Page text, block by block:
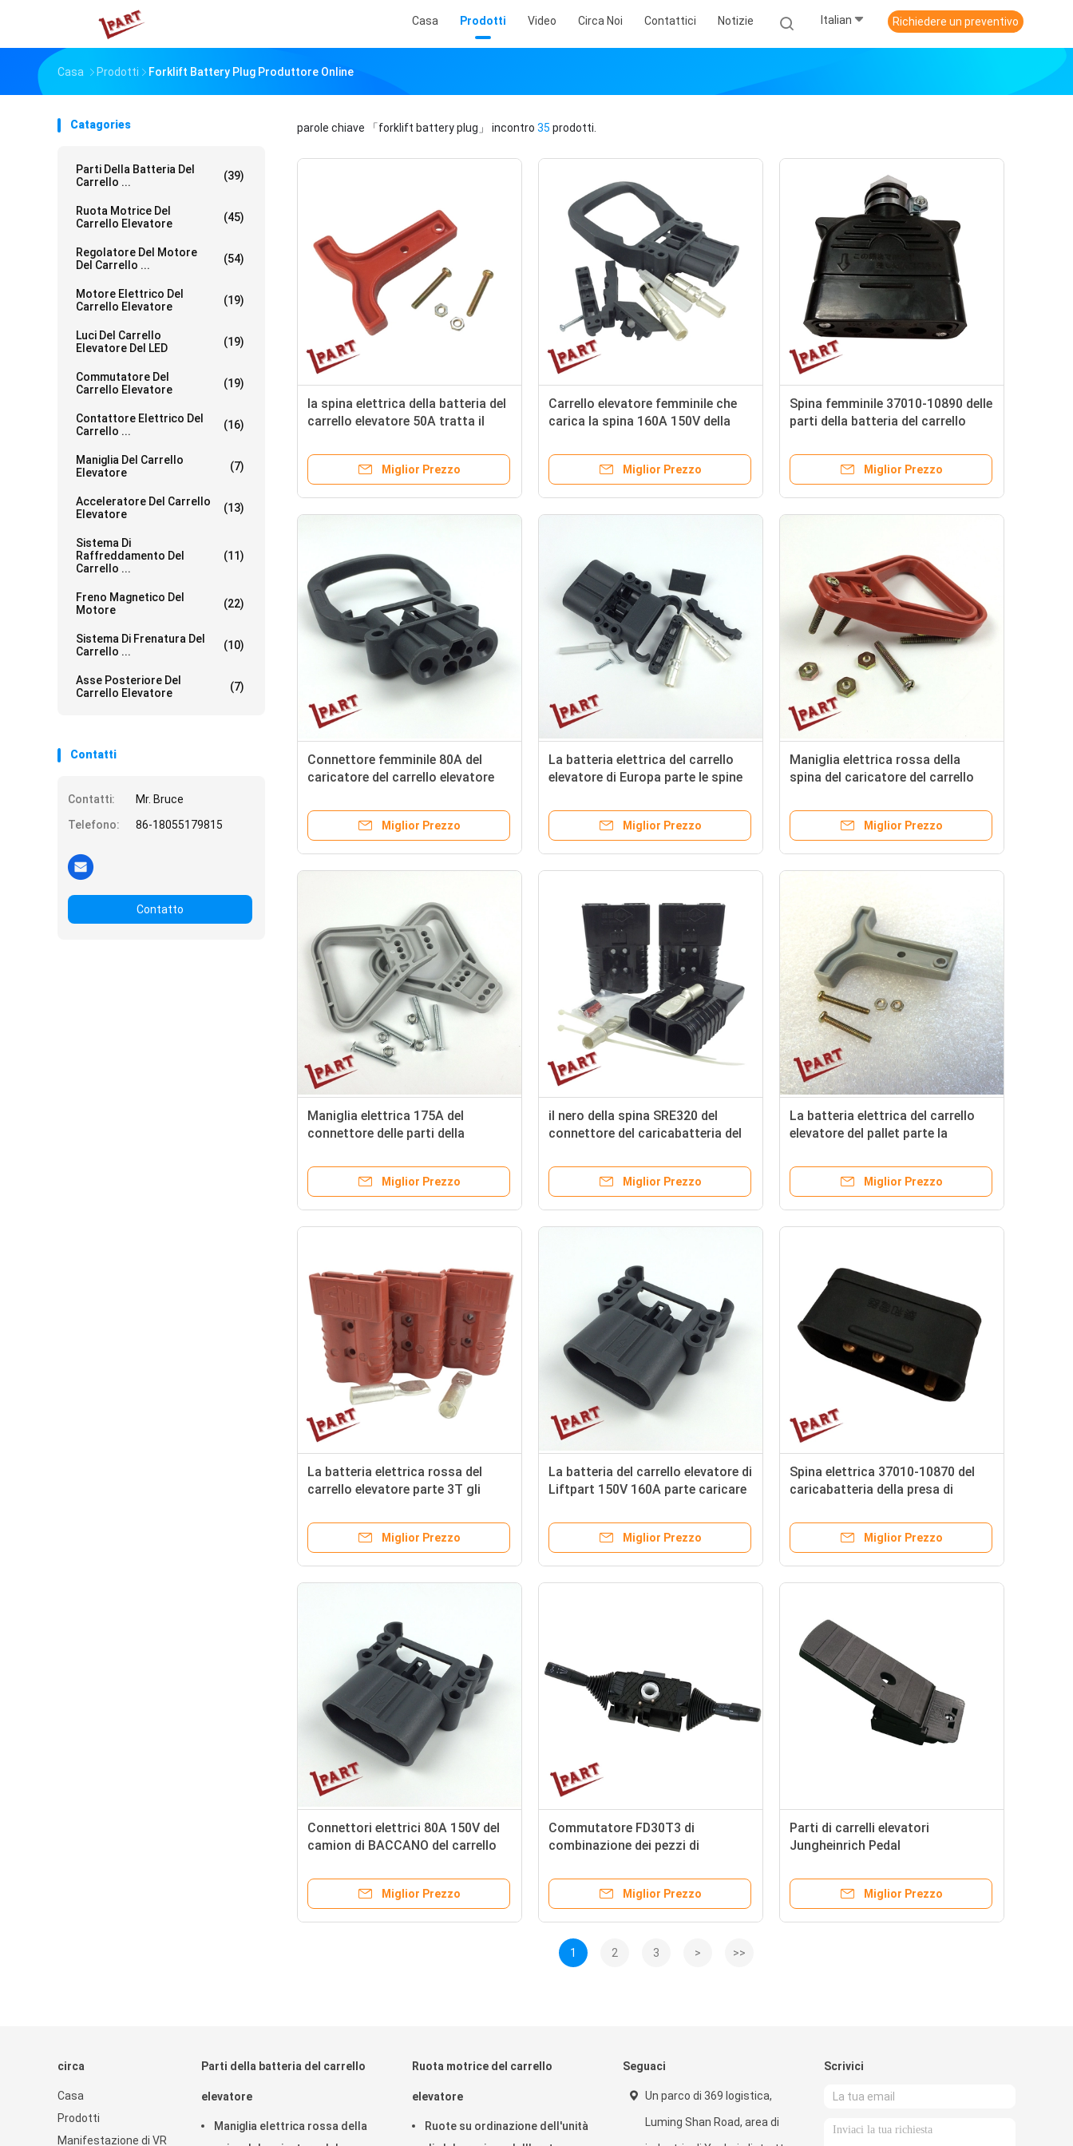
Casa Prodotti Video Circa Noi Contattici Notizie Italian Richiedere un preventivo
Casa Prodotti Forklift Battery Plug Produttore Online
Catagories
Parti Della Batteria Del
Carrello ...
(39)
Ruota Motrice Del
Carrello Elevatore
(45)
Regolatore Del Motore
Del Carrello ...
(54)
Motore Elettrico Del
Carrello Elevatore
(19)
Luci Del Carrello
Elevatore Del LED
(19)
Commutatore Del
Carrello Elevatore
(19)
Contattore Elettrico Del
Carrello ...
(16)
Maniglia Del Carrello
Elevatore
(7)
Acceleratore Del Carrello
Elevatore
(13)
Sistema Di
Raffreddamento Del
Carrello ...
(11)
Freno Magnetico Del
Motore
(22)
Sistema Di Frenatura Del
Carrello ...
(10)
Asse Posteriore Del
Carrello Elevatore
(7)
Contatti
Contatti:
Mr. Bruce
Telefono:
86-18055179815
Contatto
parole chiave 「forklift battery plug」 incontro 35 prodotti.
la spina elettrica della batteria del
carrello elevatore 50A tratta il
Miglior Prezzo
Carrello elevatore femminile che
carica la spina 160A 150V della
connettore
Miglior Prezzo
Spina femminile 37010-10890 delle
parti della batteria del carrello
Miglior Prezzo
Connettore femminile 80A del
caricatore del carrello elevatore
elettrico delle parti
Miglior Prezzo
La batteria elettrica del carrello
elevatore di Europa parte le spine
Miglior Prezzo
Maniglia elettrica rossa della
spina del caricatore del carrello
350A
Miglior Prezzo
Maniglia elettrica 175A del
connettore delle parti della
Miglior Prezzo
il nero della spina SRE320 del
connettore del caricabatteria del
Miglior Prezzo
La batteria elettrica del carrello
elevatore del pallet parte la
della spina del caricatore 50A
Miglior Prezzo
La batteria elettrica rossa del
carrello elevatore parte 3T gli
Miglior Prezzo
La batteria del carrello elevatore di
Liftpart 150V 160A parte caricare
su misura
Miglior Prezzo
Spina elettrica 37010-10870 del
caricabatteria della presa di
elevatore del Giappone
Miglior Prezzo
Connettori elettrici 80A 150V del
camion di BACCANO del carrello
spina
Miglior Prezzo
Commutatore FD30T3 di
combinazione dei pezzi di
camion
Miglior Prezzo
Parti di carrelli elevatori
Jungheinrich Pedal
elevatore 51248538
Miglior Prezzo
1 2 3 > >>
circa
Casa
Prodotti
Manifestazione di VR
Parti della batteria del carrello
elevatore
Maniglia elettrica rossa della
Ruota motrice del carrello
elevatore
Ruote su ordinazione dell'unità
Seguaci
Un parco di 369 logistica,
Luming Shan Road, area di
Scrivici